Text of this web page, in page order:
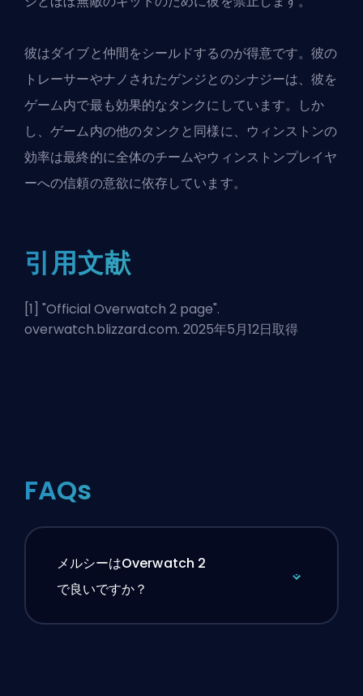
彼はダイブと仲間をシールドするのが得意です。彼の
トレーサーやナノされたゲンジとのシナジーは、彼を
ゲーム内で最も効果的なタンクにしています。しか
し、ゲーム内の他のタンクと同様に、ウィンストンの
効率は最終的に全体のチームやウィンストンプレイヤ
ーへの信頼の意欲に依存しています。
引用文献
[1] "Official Overwatch 2 page".
overwatch.blizzard.com. 2025年5月12日取得
FAQs
メルシーはOverwatch 2
で良いですか？